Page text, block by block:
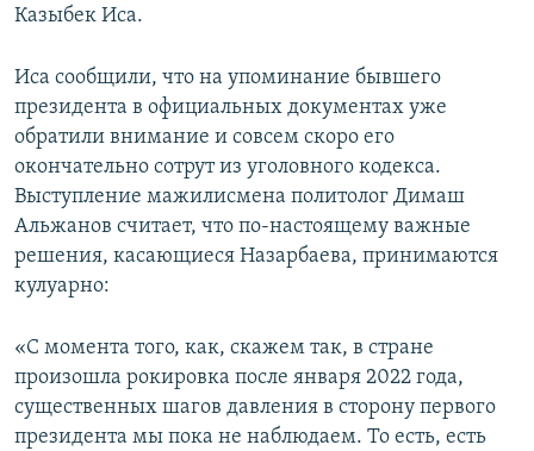
Казыбек Иса.
Иса сообщили, что на упоминание бывшего
президента в официальных документах уже
обратили внимание и совсем скоро его
окончательно сотрут из уголовного кодекса.
Выступление мажилисмена политолог Димаш
Альжанов считает, что по-настоящему важные
решения, касающиеся Назарбаева, принимаются
кулуарно:
«С момента того, как, скажем так, в стране
произошла рокировка после января 2022 года,
существенных шагов давления в сторону первого
президента мы пока не наблюдаем. То есть, есть